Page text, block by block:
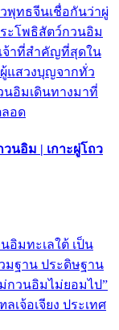
พุทธจีนเชื่อกันว่าผู่
ะโพธิสัตว์กวนอิม
จ้าที่สำคัญที่สุดใน
แสวงบุญจากทั่ว
นอิมเดินทางมาที่
ลอด
นอิม | เกาะผู่โถว
อิมทะเลใต้ เป็น
มฐาน ประดิษฐาน
กวนอิมไม่ยอมไป”
เจ้อเจียง ประเทศ